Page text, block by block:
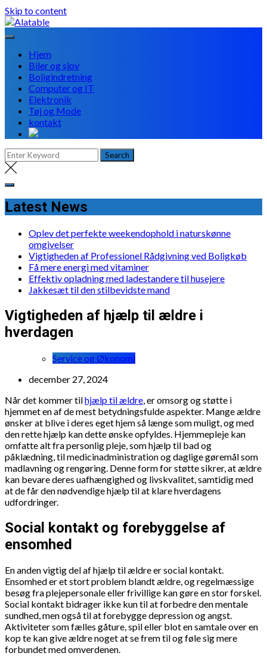
Skip to content
Hjem
Biler og sjov
Boligindretning
Computer og IT
Elektronik
Tøj og Mode
kontakt
Latest News
Oplev det perfekte weekendophold i naturskønne
omgivelser
Vigtigheden af Professionel Rådgivning ved Boligkøb
Få mere energi med vitaminer
Effektiv opladning med ladestandere til husejere
Jakkesæt til den stilbevidste mand
Vigtigheden af hjælp til ældre i
hverdagen
Service og Økonomi
december 27, 2024
Når det kommer tilhjælp til ældre , er omsorg og støtte i
hjemmet en af de mest betydningsfulde aspekter. Mange ældre
ønsker at blive i deres eget hjem så længe som muligt, og med
den rette hjælp kan dette ønske opfyldes. Hjemmepleje kan
omfatte alt fra personlig pleje, som hjælp til bad og
påklædning, til medicinadministration og daglige gøremål som
madlavning og rengøring. Denne form for støtte sikrer, at ældre
kan bevare deres uafhængighed og livskvalitet, samtidig med
at de får den nødvendige hjælp til at klare hverdagens
udfordringer.
Social kontakt og forebyggelse af
ensomhed
En anden vigtig del af hjælp til ældre er social kontakt.
Ensomhed er et stort problem blandt ældre, og regelmæssige
besøg fra plejepersonale eller frivillige kan gøre en stor forskel.
Social kontakt bidrager ikke kun til at forbedre den mentale
sundhed, men også til at forebygge depression og angst.
Aktiviteter som fælles gåture, spil eller blot en samtale over en
kop te kan give ældre noget at se frem til og føle sig mere
forbundet med omverdenen.